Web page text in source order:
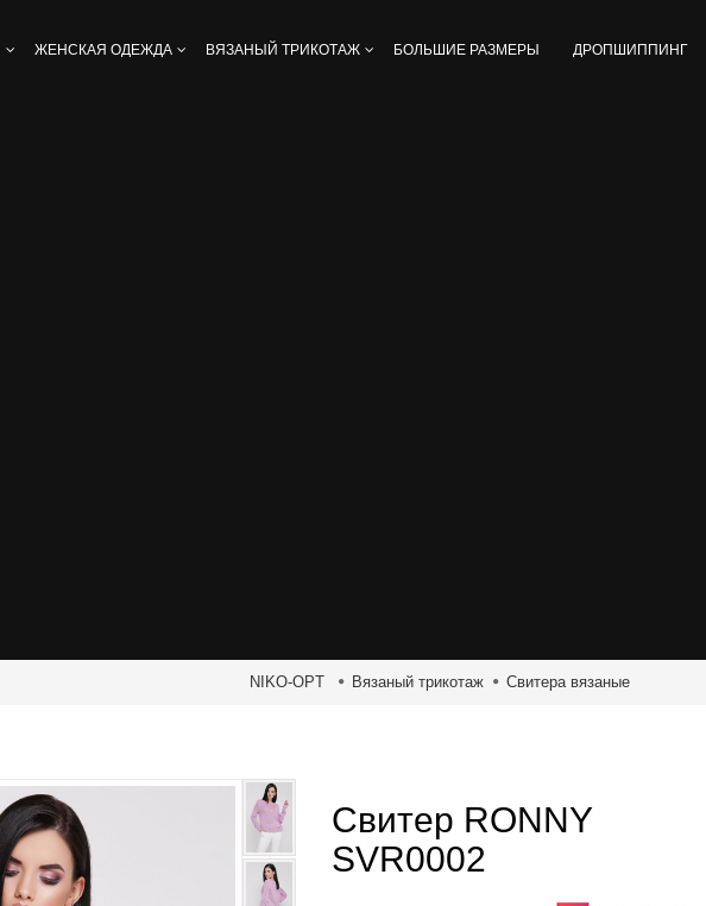
ЖЕНСКАЯ ОДЕЖДА ВЯЗАНЫЙ ТРИКОТАЖ БОЛЬШИЕ РАЗМЕРЫ ДРОПШИППИНГ
NIKO-OPT Вязаный трикотаж Свитера вязаные
Свитер RONNY
SVR0002